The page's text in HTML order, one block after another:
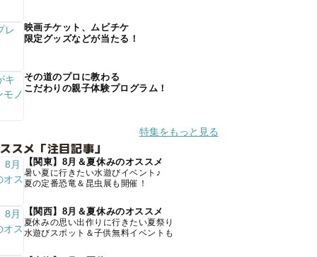
映画チケット、ムビチケ
限定グッズなどが当たる！
その道のプロに教わる
こだわりの親子体験プログラム！
特集をもっと見る
スメ「注目記事」
【関東】8月＆夏休みのオススメ
暑い夏に行きたい水遊びイベント♪
夏の定番恐竜＆昆虫展も開催！
【関西】8月＆夏休みのオススメ
夏休みの思い出作りに行きたい夏祭り
水遊びスポット＆子供無料イベントも